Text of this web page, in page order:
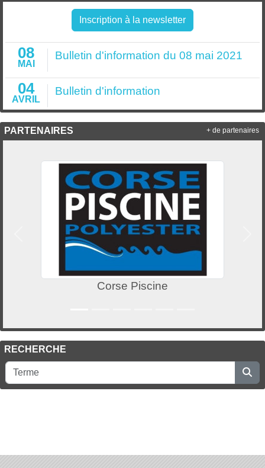
Inscription à la newsletter
08
MAI
Bulletin d'information du 08 mai 2021
04
AVRIL
Bulletin d'information
PARTENAIRES
Corse Piscine
+ de partenaires
RECHERCHE